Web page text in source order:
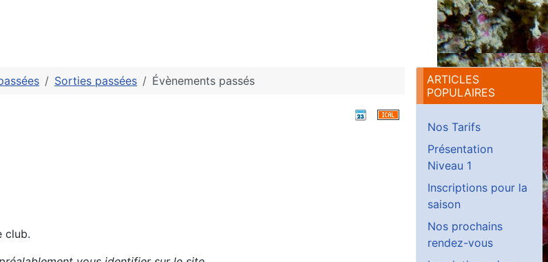
Sorties passées Évènements passés
club.
ARTICLES
POPULAIRES
Nos Tarifs
Présentation
Niveau 1
Inscriptions pour la
saison
Nos prochains
rendez-vous